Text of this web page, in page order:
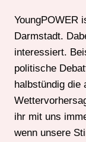
YoungPOWER
Darmstadt.
interessiert.
politische
halbstündig die
ihr mit uns
wenn unsere